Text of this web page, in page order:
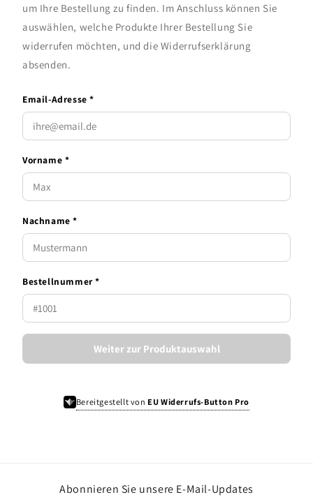
um Ihre Bestellung zu finden. Im Anschluss können Sie
auswählen, welche Produkte Ihrer Bestellung Sie
widerrufen möchten, und die Widerrufserklärung
absenden.
Email-Adresse *
Vorname *
Nachname *
Bestellnummer *
Weiter zur Produktauswahl
Bereitgestellt von EU Widerrufs-Button Pro
Abonnieren Sie unsere E-Mail-Updates